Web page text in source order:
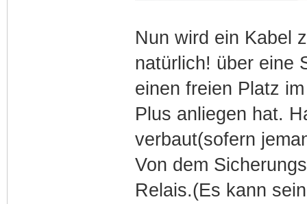
Nun wird ein Kabel
natürlich! über eine
einen freien Platz
Plus anliegen hat.
verbaut(sofern
Von dem
Relais.(Es kann